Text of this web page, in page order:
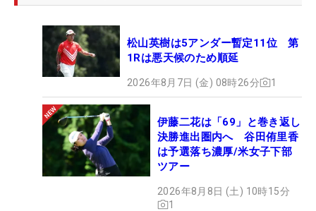
松山英樹は5アンダー暫定11位 第
1Rは悪天候のため順延
2026年8月7日 (金) 08時26分 1
伊藤二花は「69」と巻き返し
決勝進出圏内へ 谷田侑里香
は予選落ち濃厚/米女子下部
ツアー
2026年8月8日 (土) 10時15分
1